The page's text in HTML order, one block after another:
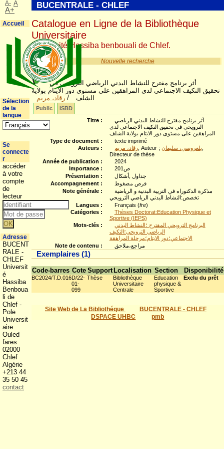
Nouvelle recherche
أثر برنامج مقترح للنشاط البدني الرياضي الترويحي في
تحقيق التكيف الاجتماعي لدى المراهقين على مستوى دور الايتام بولاية
الشلف
/رقاد، مريم
Public
ISBD
Titre :
أثر برنامج مقترح للنشاط البدني الرياضي
الترويحي في تحقيق التكيف الاجتماعي لدى
المراهقين على مستوى دور الايتام بولاية الشلف
Type de document :
texte imprimé
Auteurs :
رقاد، مريم, Auteur ; بلعروسي، سليمان
Directeur de thèse
Année de publication :
2024
Importance :
201ص
Présentation :
جداول ,أشكال
Accompagnement :
قرص مضغوط
Note générale :
مذكرة الدكتوراه في التربية البدنية و الرياضية
تخصص:النشاط البدني الرياضي الترويحي
Langues :
Français (fre)
Catégories :
Thèses Doctorat:Education Physique et
Sportive (IEPS)
Mots-clés :
البرنامج الترويحي المقترح ؛النشاط البدني
الرياضي الترويحي؛التكيف
الاجتماعي؛دور الايتام؛مرحلة المراهقة
Note de contenu :
مراجع،ملاحق
Exemplaires (1)
Code-barres Cote Support Localisation Section Disponibilité
BC2024/T.D.016D/22-
01-
099
Thèse
Bibliothèque
Universitaire
Centrale
Education
physique &
Sportive
Exclu du prêt
Site Web de La Bibliothéque
BUCENTRALE - CHLEF
DSPACE UHBC
pmb
BUCENTRALE - CHLEF
Catalogue en Ligne de la Bibliothèque
Universitaire
Université Hassiba benbouali de Chlef.
A- A
A+
Accueil
Sélection
de la
langue
Se
connecte
r
accéder
à votre
compte
de
lecteur
Adresse
BUCENT
RALE -
CHLEF
Universit
é
Hassiba
Benboua
li de
Chlef -
Pole
Universit
aire
Ouled
fares
02000
Chlef
Algérie
+213 44
35 50 45
contact